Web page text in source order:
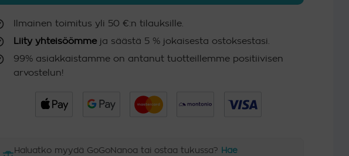
Ilmainen toimitus yli 50 €:n tilauksille.
Liity yhteisöömmeja säästä 5 % jokaisesta ostoksestasi.
99% asiakkaistamme on antanut tuotteillemme positiivisen
arvostelun!
Haluatko myydä GoGoNanoa tai ostaa tukussa? Hae